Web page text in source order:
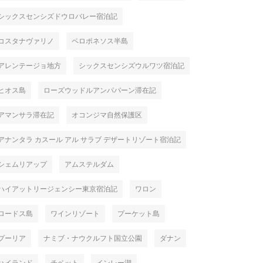
ックスセンシズドウロバレー宿泊記
スタナヴァリノ ペロポネソス半島
レンテージョ地方 シックスセンシズウルワツ宿泊記
オス島 ローズウッドルアンパバーン滞在記
マンサラ滞在記 オコンジマ自然保護区
ナンタラ カスール アル サラブ デザートリゾート宿泊記
ェムリアップ アムステルダム
イアットリージェンシー東京宿泊記 ワロン
ードス島 ワインリゾート プーケット島
ーリア ナミブ・ナウクルフト国立公園 ダナン